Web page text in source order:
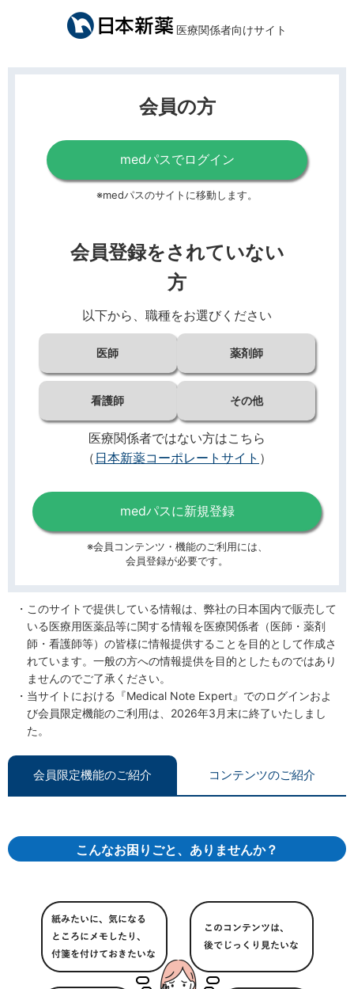
医療関係者向けサイト
会員の方
medパスでログイン
※medパスのサイトに移動します。
会員登録をされていない
方
以下から、職種をお選びください
医師 薬剤師
看護師 その他
医療関係者ではない方はこちら
（ 日本新薬コーポレートサイト ）
medパスに新規登録
※会員コンテンツ・機能のご利用には、
会員登録が必要です。
このサイトで提供している情報は、弊社の日本国内で販売して
いる医療用医薬品等に関する情報を医療関係者（医師・薬剤
師・看護師等）の皆様に情報提供することを目的として作成さ
れています。一般の方への情報提供を目的としたものではあり
ませんのでご了承ください。
当サイトにおける『Medical Note Expert』でのログインおよ
び会員限定機能のご利用は、2026年3月末に終了いたしまし
た。
会員限定機能のご紹介 コンテンツのご紹介
こんなお困りごと、ありませんか？